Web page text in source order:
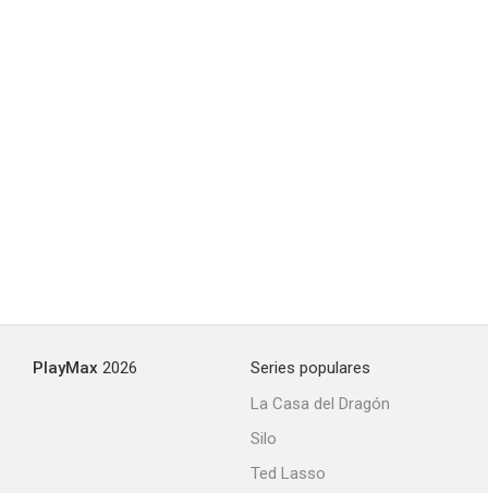
PlayMax 2026
Series populares
La Casa del Dragón
Silo
Ted Lasso